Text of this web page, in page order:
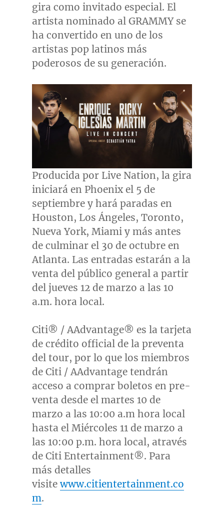
gira como invitado especial. El
artista nominado al GRAMMY se
ha convertido en uno de los
artistas pop latinos más
poderosos de su generación.
Producida por Live Nation, la gira
iniciará en Phoenixel 5 de
septiembre y hará paradas en
Houston, Los Ángeles, Toronto,
Nueva York, Miami y más antes
de culminar el 30 de octubre en
Atlanta. Las entradas estarán a la
venta del público general a partir
del jueves 12 de marzo a las 10
a.m. hora local.
Citi® / AAdvantage® es la tarjeta
de crédito official de la preventa
del tour, por lo que los miembros
de Citi / AAdvantage tendrán
acceso a comprar boletos en pre-
venta desde el martes 10 de
marzo a las 10:00 a.m hora local
hasta el Miércoles 11 de marzo a
las 10:00 p.m. hora local, através
de Citi Entertainment®. Para
más detalles
visitewww.citientertainment.co
m.